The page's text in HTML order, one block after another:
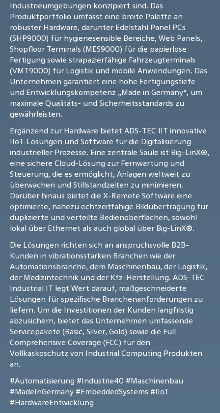
Industrieumgebungen konzipiert sind. Das
Produktportfolio umfasst eine breite Palette an
robuster Hardware, darunter Edelstahl Panel PCs
(SHP9000) für hygienesensible Bereiche, Web Panels,
Shopfloor Terminals (MES9000) für die papierlose
Fertigung sowie strapazierfähige Fahrzeugterminals
(VMT9000) für Logistik und mobile Anwendungen. Das
Unternehmen garantiert eine hohe Fertigungstiefe
und Entwicklungskompetenz „Made in Germany“, um
maximale Qualitäts- und Sicherheitsstandards zu
gewährleisten.
Ergänzend zur Hardware bietet ADS-TEC IIT innovative
IIoT-Lösungen und Software für die Digitalisierung
industrieller Prozesse. Eine zentrale Säule ist Big-LinX®,
eine sichere Cloud-Lösung zur Fernwartung und
Steuerung, die es ermöglicht, Anlagen weltweit zu
überwachen und Stillstandzeiten zu minimieren.
Darüber hinaus bietet die X-Remote Software eine
optimierte, nahezu echtzeitfähige Bildübertragung für
duplizierte und verteilte Bedienoberflächen, sowohl
lokal über Ethernet als auch global über Big-LinX®.
Die Lösungen richten sich an anspruchsvolle B2B-
Kunden in vibrationsstarken Branchen wie der
Automationsbranche, dem Maschinenbau, der Logistik,
der Medizintechnik und der Kfz-Herstellung. ADS-TEC
Industrial IT legt Wert darauf, maßgeschneiderte
Lösungen für spezifische Branchenanforderungen zu
liefern. Um die Investitionen der Kunden langfristig
abzusichern, bietet das Unternehmen umfassende
Servicepakete (Basic, Silver, Gold) sowie die Full
Comprehensive Coverage (FCC) für den
Vollkaskoschutz von Industrial Computing Produkten
an.
#Automatisierung #Industrie40 #Maschinenbau
#MadeInGermany #EmbeddedSystems #IIoT
#HardwareEntwicklung